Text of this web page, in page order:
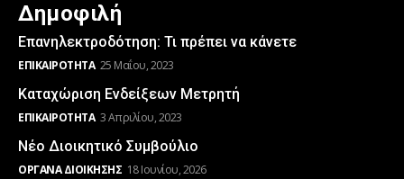
Δημοφιλή
Επανηλεκτροδότηση: Τι πρέπει να κάνετε
ΕΠΙΚΑΙΡΌΤΗΤΑ 25 Μαΐου, 2023
Καταχώριση Ενδείξεων Μετρητή
ΕΠΙΚΑΙΡΌΤΗΤΑ 3 Απριλίου, 2023
Νέο Διοικητικό Συμβούλιο
ΌΡΓΑΝΑ ΔΙΟΊΚΗΣΗΣ 18 Ιουνίου, 2026